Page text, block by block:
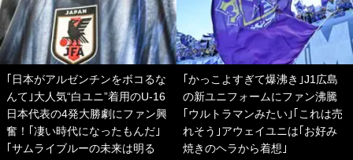
｢日本がアルゼンチンをボコるな
んて｣大人気“白ユニ”着用のU-16
日本代表の4発大勝劇にファン興
奮！｢凄い時代になったもんだ｣
｢サムライブルーの未来は明る
｢かっこよすぎて爆沸き｣J1広島
の新ユニフォームにファン沸騰
｢ウルトラマンみたい｣｢これは売
れそう｣アウェイユニは｢お好み
焼きのヘラから着想｣